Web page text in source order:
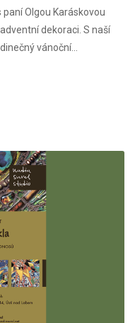
Olgou Karáskovou
dekoraci. S naší
vánoční...